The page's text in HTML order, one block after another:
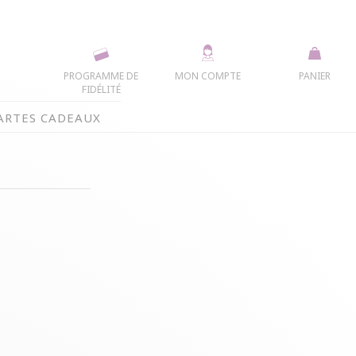
PANIER
MON COMPTE
PROGRAMME DE
FIDÉLITÉ
CADEAUX